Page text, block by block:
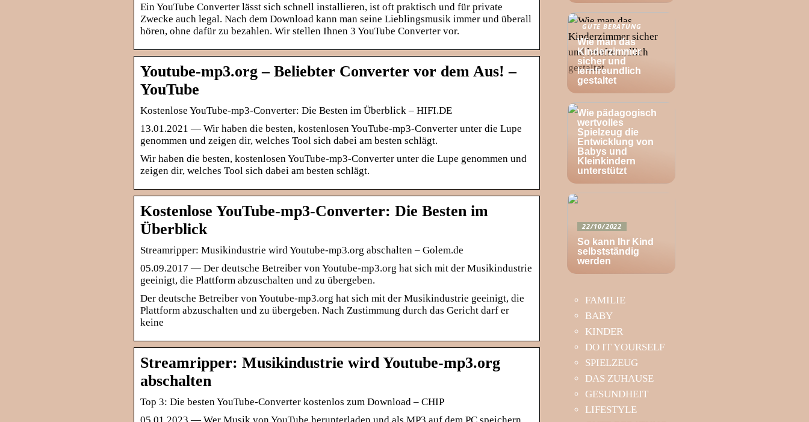
Ein YouTube Converter lässt sich schnell installieren, ist oft praktisch und für private
Zwecke auch legal. Nach dem Download kann man seine Lieblingsmusik immer und überall
hören, ohne dafür zu bezahlen. Wir stellen Ihnen 3 YouTube Converter vor.
Youtube-mp3.org – Beliebter Converter vor dem Aus! –
YouTube
Kostenlose YouTube-mp3-Converter: Die Besten im Überblick – HIFI.DE
13.01.2021 — Wir haben die besten, kostenlosen YouTube-mp3-Converter unter die Lupe
genommen und zeigen dir, welches Tool sich dabei am besten schlägt.
Wir haben die besten, kostenlosen YouTube-mp3-Converter unter die Lupe genommen und
zeigen dir, welches Tool sich dabei am besten schlägt.
Kostenlose YouTube-mp3-Converter: Die Besten im
Überblick
Streamripper: Musikindustrie wird Youtube-mp3.org abschalten – Golem.de
05.09.2017 — Der deutsche Betreiber von Youtube-mp3.org hat sich mit der Musikindustrie
geeinigt, die Plattform abzuschalten und zu übergeben.
Der deutsche Betreiber von Youtube-mp3.org hat sich mit der Musikindustrie geeinigt, die
Plattform abzuschalten und zu übergeben. Nach Zustimmung durch das Gericht darf er
keine
Streamripper: Musikindustrie wird Youtube-mp3.org
abschalten
Top 3: Die besten YouTube-Converter kostenlos zum Download – CHIP
05.01.2023 — Wer Musik von YouTube herunterladen und als MP3 auf dem PC speichern
GUTE BERATUNG
Wie man das
Kinderzimmer
sicher und
lernfreundlich
gestaltet
Wie pädagogisch
wertvolles
Spielzeug die
Entwicklung von
Babys und
Kleinkindern
unterstützt
22/10/2022
So kann Ihr Kind
selbstständig
werden
FAMILIE
BABY
KINDER
DO IT YOURSELF
SPIELZEUG
DAS ZUHAUSE
GESUNDHEIT
LIFESTYLE